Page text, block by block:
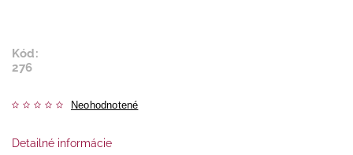
Kód:
276
Neohodnotené
Detailné informácie